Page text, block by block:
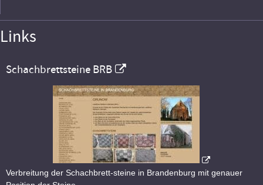
Links
Schachbrettsteine BRB
Verbreitung der Schachbrett-steine in Brandenburg mit genauer